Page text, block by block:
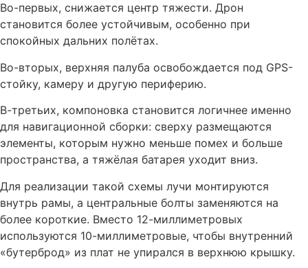
Во-первых, снижается центр тяжести. Дрон
становится более устойчивым, особенно при
спокойных дальних полётах.
Во-вторых, верхняя палуба освобождается под GPS-
стойку, камеру и другую периферию.
В-третьих, компоновка становится логичнее именно
для навигационной сборки: сверху размещаются
элементы, которым нужно меньше помех и больше
пространства, а тяжёлая батарея уходит вниз.
Для реализации такой схемы лучи монтируются
внутрь рамы, а центральные болты заменяются на
более короткие. Вместо 12-миллиметровых
используются 10-миллиметровые, чтобы внутренний
«бутерброд» из плат не упирался в верхнюю крышку.